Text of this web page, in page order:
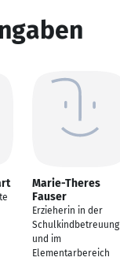
Marie-Theres
Fauser
Erzieherin in der
Schulkindbetreuung
und im
Elementarbereich